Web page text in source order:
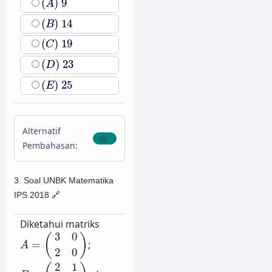
(A) 9
(B) 14
(B)14
(C) 19
(C)19
(D) 23
(D)23
(E) 25
(E)25
Alternatif
Pembahasan:
3. Soal UNBK Matematika
IPS 2018 🔗
Diketahui matriks
A = ( 3
0
2
0 )
A=(3020 )
;
2
1
132